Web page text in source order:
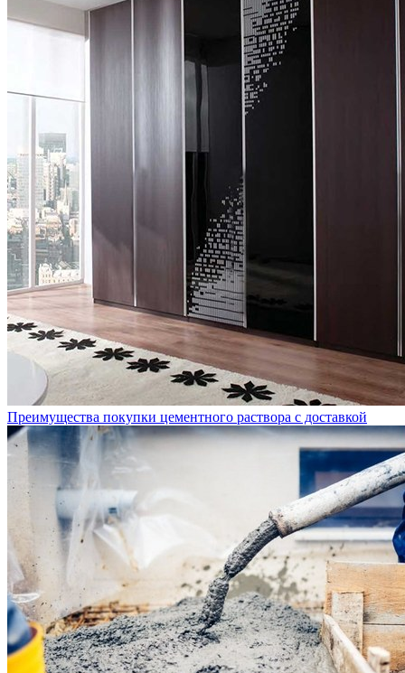
Преимущества покупки цементного раствора с доставкой